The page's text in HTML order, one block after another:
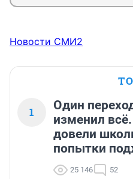
Новости СМИ2
1
Один
изменил
довели
попытки
25 146 52